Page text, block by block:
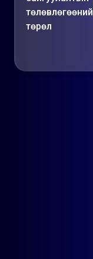
төлөвлөгөөний
төрөл